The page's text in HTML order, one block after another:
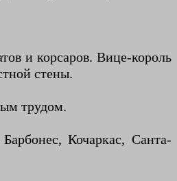
и корсаров. Вице-король
стены.
трудом.
Кочаркас, Санта-